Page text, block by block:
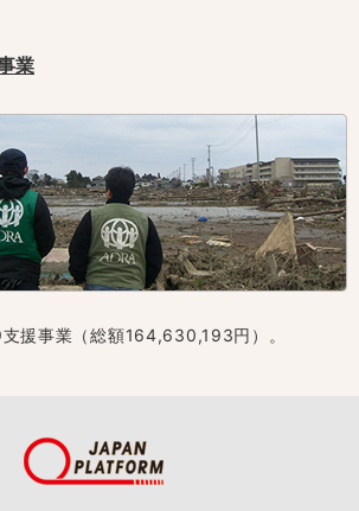
業
援事業（総額164,630,193円）。